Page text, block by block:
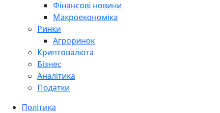
Фінансові новини
Макроекономіка
Ринки
Агроринок
Криптовалюта
Бізнес
Аналітика
Податки
Політика